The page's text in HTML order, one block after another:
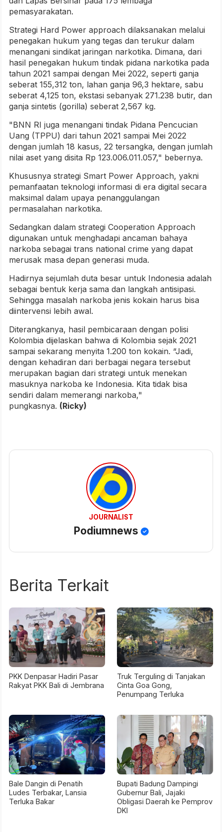
pemasyarakatan.
Strategi Hard Power approach dilaksanakan melalui
penegakan hukum yang tegas dan terukur dalam
menangani sindikat jaringan narkotika. Dimana, dari
hasil penegakan hukum tindak pidana narkotika pada
tahun 2021 sampai dengan Mei 2022, seperti ganja
seberat 155,312 ton, lahan ganja 96,3 hektare, sabu
seberat 4,125 ton, ekstasi sebanyak 271.238 butir, dan
ganja sintetis (gorilla) seberat 2,567 kg.
"BNN RI juga menangani tindak Pidana Pencucian
Uang (TPPU) dari tahun 2021 sampai Mei 2022
dengan jumlah 18 kasus, 22 tersangka, dengan jumlah
nilai aset yang disita Rp 123.006.011.057," bebernya.
Khususnya strategi Smart Power Approach, yakni
pemanfaatan teknologi informasi di era digital secara
maksimal dalam upaya penanggulangan
permasalahan narkotika.
Sedangkan dalam strategi Cooperation Approach
digunakan untuk menghadapi ancaman bahaya
narkoba sebagai trans national crime yang dapat
merusak masa depan generasi muda.
Hadirnya sejumlah duta besar untuk Indonesia adalah
sebagai bentuk kerja sama dan langkah antisipasi.
Sehingga masalah narkoba jenis kokain harus bisa
diintervensi lebih awal.
Diterangkanya, hasil pembicaraan dengan polisi
Kolombia dijelaskan bahwa di Kolombia sejak 2021
sampai sekarang menyita 1.200 ton kokain. “Jadi,
dengan kehadiran dari berbagai negara tersebut
merupakan bagian dari strategi untuk menekan
masuknya narkoba ke Indonesia. Kita tidak bisa
sendiri dalam memerangi narkoba,"
pungkasnya. (Ricky)
JOURNALIST
Podiumnews
Berita Terkait
PKK Denpasar Hadiri Pasar
Rakyat PKK Bali di Jembrana
Truk Terguling di Tanjakan
Cinta Goa Gong,
Penumpang Terluka
Bale Dangin di Penatih
Ludes Terbakar, Lansia
Terluka Bakar
Bupati Badung Dampingi
Gubernur Bali, Jajaki
Obligasi Daerah ke Pemprov
DKI